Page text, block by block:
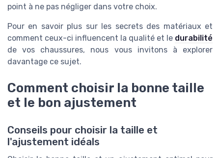
point à ne pas négliger dans votre choix.
Pour en savoir plus sur les secrets des matériaux et
comment ceux-ci influencent la qualité et le durabilité
de vos chaussures, nous vous invitons à explorer
davantage ce sujet.
Comment choisir la bonne taille
et le bon ajustement
Conseils pour choisir la taille et
l'ajustement idéals